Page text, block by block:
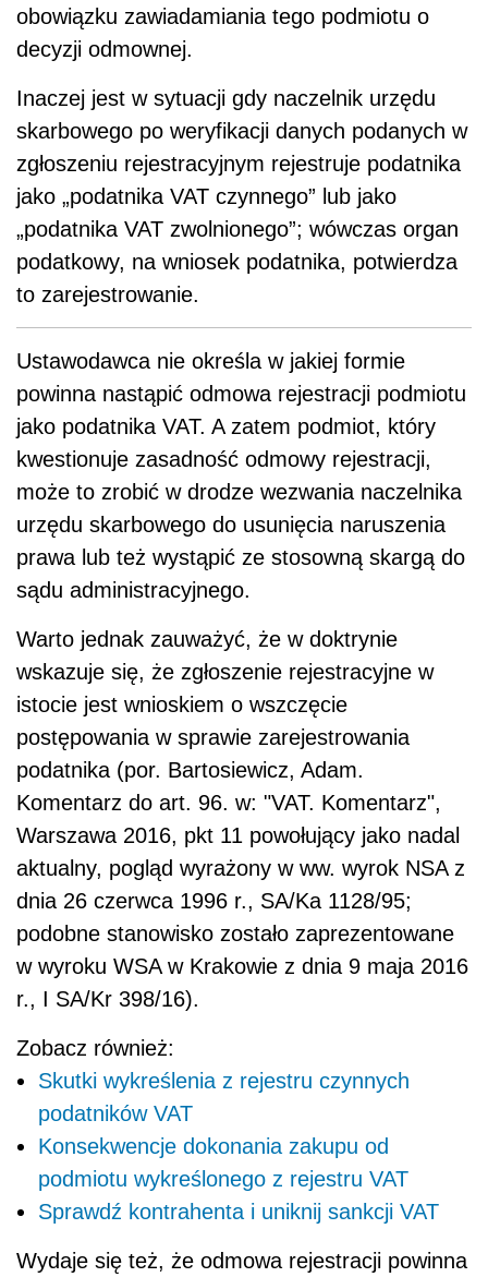
obowiązku zawiadamiania tego podmiotu o
decyzji odmownej.
Inaczej jest w sytuacji gdy naczelnik urzędu
skarbowego po weryfikacji danych podanych w
zgłoszeniu rejestracyjnym rejestruje podatnika
jako „podatnika VAT czynnego” lub jako
„podatnika VAT zwolnionego”; wówczas organ
podatkowy, na wniosek podatnika, potwierdza
to zarejestrowanie.
Ustawodawca nie określa w jakiej formie
powinna nastąpić odmowa rejestracji podmiotu
jako podatnika VAT. A zatem podmiot, który
kwestionuje zasadność odmowy rejestracji,
może to zrobić w drodze wezwania naczelnika
urzędu skarbowego do usunięcia naruszenia
prawa lub też wystąpić ze stosowną skargą do
sądu administracyjnego.
Warto jednak zauważyć, że w doktrynie
wskazuje się, że zgłoszenie rejestracyjne w
istocie jest wnioskiem o wszczęcie
postępowania w sprawie zarejestrowania
podatnika (por. Bartosiewicz, Adam.
Komentarz do art. 96. w: "VAT. Komentarz",
Warszawa 2016, pkt 11 powołujący jako nadal
aktualny, pogląd wyrażony w ww. wyrok NSA z
dnia 26 czerwca 1996 r., SA/Ka 1128/95;
podobne stanowisko zostało zaprezentowane
w wyroku WSA w Krakowie z dnia 9 maja 2016
r., I SA/Kr 398/16).
Zobacz również:
Skutki wykreślenia z rejestru czynnych
podatników VAT
Konsekwencje dokonania zakupu od
podmiotu wykreślonego z rejestru VAT
Sprawdź kontrahenta i uniknij sankcji VAT
Wydaje się też, że odmowa rejestracji powinna